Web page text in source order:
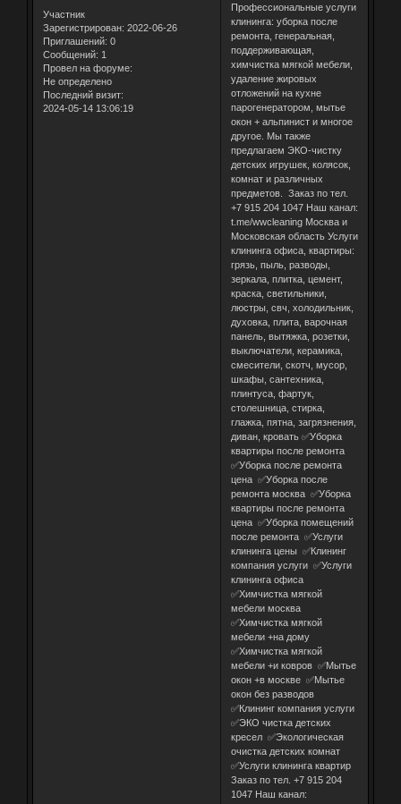
Участник
Зарегистрирован: 2022-06-26
Приглашений: 0
Сообщений: 1
Провел на форуме:
Не определено
Последний визит:
2024-05-14 13:06:19
Профессиональные услуги
клининга: уборка после
ремонта, генеральная,
поддерживающая,
химчистка мягкой мебели,
удаление жировых
отложений на кухне
парогенератором, мытье
окон + альпинист и многое
другое. Мы также
предлагаем ЭКО-чистку
детских игрушек, колясок,
комнат и различных
предметов. Заказ по тел.
+7 915 204 1047 Наш канал:
t.me/wwcleaning Москва и
Московская область Услуги
клининга офиса, квартиры:
грязь, пыль, разводы,
зеркала, плитка, цемент,
краска, светильники,
люстры, свч, холодильник,
духовка, плита, варочная
панель, вытяжка, розетки,
выключатели, керамика,
смесители, скотч, мусор,
шкафы, сантехника,
плинтуса, фартук,
столешница, стирка,
глажка, пятна, загрязнения,
диван, кровать ✅Уборка
квартиры после ремонта
✅Уборка после ремонта
цена ✅Уборка после
ремонта москва ✅Уборка
квартиры после ремонта
цена ✅Уборка помещений
после ремонта ✅Услуги
клининга цены ✅Клининг
компания услуги ✅Услуги
клининга офиса
✅Химчистка мягкой
мебели москва
✅Химчистка мягкой
мебели +на дому
✅Химчистка мягкой
мебели +и ковров ✅Мытье
окон +в москве ✅Мытье
окон без разводов
✅Клининг компания услуги
✅ЭКО чистка детских
кресел ✅Экологическая
очистка детских комнат
✅Услуги клининга квартир
Заказ по тел. +7 915 204
1047 Наш канал: